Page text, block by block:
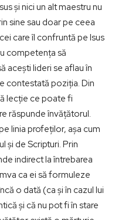
și nici un alt maestru nu
sine sau doar pe ceea
care îl confruntă pe Isus
competența să
acești lideri se aflau în
contestată poziția. Din
lecție ce poate fi
răspunde învățătorul.
linia profeților, așa cum
și de Scripturi. Prin
indirect la întrebarea
ca ei să formuleze
o dată (ca și în cazul lui
și că nu pot fi în stare